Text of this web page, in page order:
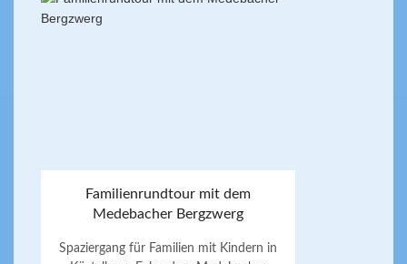
Familienrundtour mit dem
Medebacher Bergzwerg
Spaziergang für Familien mit Kindern in